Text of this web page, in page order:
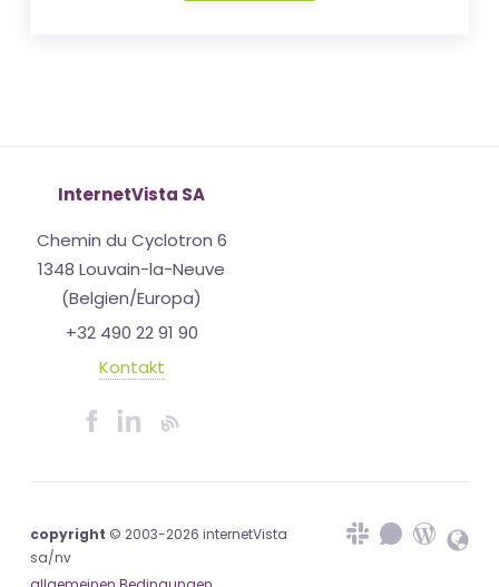
InternetVista SA
Chemin du Cyclotron 6
1348 Louvain-la-Neuve
(Belgien/Europa)
+32 490 22 91 90
Kontakt
copyright © 2003-2026 internetVista
sa/nv